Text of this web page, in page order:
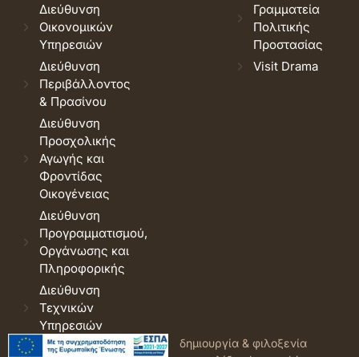
Διεύθυνση
Οικονομικών
Υπηρεσιών
Διεύθυνση
Περιβάλλοντος
& Πρασίνου
Διεύθυνση
Προσχολικής
Αγωγής και
Φροντίδας
Οικογένειας
Διεύθυνση
Προγραμματισμού,
Οργάνωσης και
Πληροφορικής
Διεύθυνση
Τεχνικών
Υπηρεσιών
Γραμματεία
Πολιτικής
Προστασίας
Visit Drama
© 2026 Δήμος Δράμας. Όροι
δημιουργία & φιλοξενία